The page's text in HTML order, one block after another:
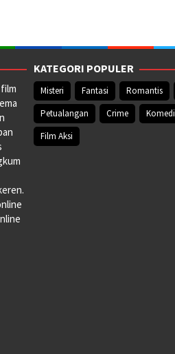
KATEGORI POPULER
Misteri Fantasi Romantis
Petualangan
Crime Komedi
Film Aksi